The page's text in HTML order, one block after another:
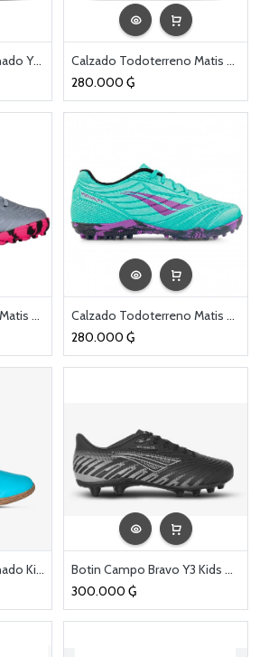
Calzado de Futsal Tornado Y2 Kids Negro
Calzado Todoterreno Matis 2025 Kids Negro
280.000 ₲
Calzado Todoterreno Matis 2025 Kids Gris
Calzado Todoterreno Matis 2025 Kids Turquesa
280.000 ₲
Calzado de Futsal Tornado Kids Turquesa
Botin Campo Bravo Y3 Kids Negro
300.000 ₲